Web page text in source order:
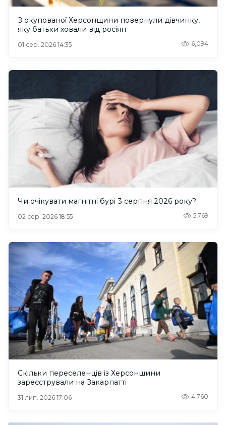
З окупованої Херсонщини повернули дівчинку,
яку батьки ховали від росіян
01 сер. 2026 14:35 6,094
Чи очікувати магнітні бурі 3 серпня 2026 року?
02 сер. 2026 18:55 5,769
Скільки переселенців із Херсонщини
зареєстрували на Закарпатті
31 лип. 2026 17:06 4,760